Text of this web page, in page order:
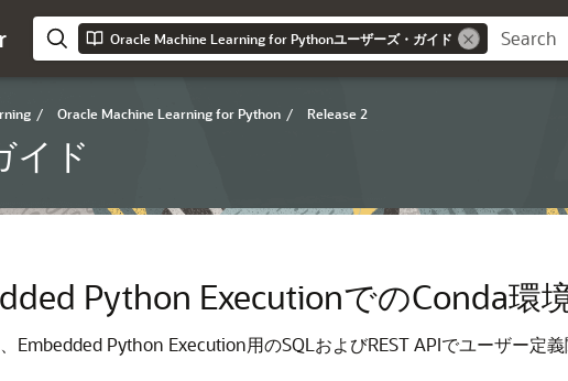
Oracle Machine Learning for Pythonユーザーズ・ガイド
/ Oracle Machine Learning for Python / Release 2
イド
Python ExecutionでのConda環
Embedded Python Execution用のSQLおよびREST APIでユーザー定